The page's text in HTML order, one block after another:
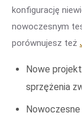
konfigurację
nowoczesnym
porównujesz też
Nowe
sprzężenia